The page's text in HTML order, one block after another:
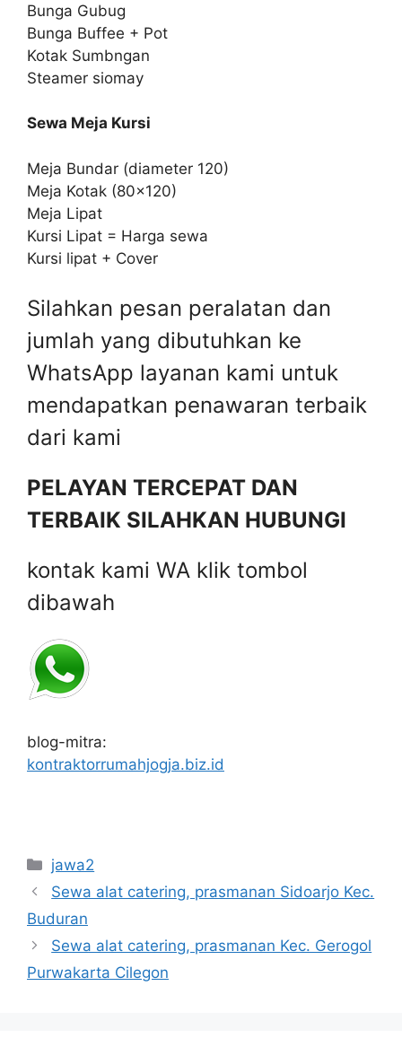
Bunga Gubug
Bunga Buffee + Pot
Kotak Sumbngan
Steamer siomay
Sewa Meja Kursi
Meja Bundar (diameter 120)
Meja Kotak (80×120)
Meja Lipat
Kursi Lipat = Harga sewa
Kursi lipat + Cover
Silahkan pesan peralatan dan
jumlah yang dibutuhkan ke
WhatsApp layanan kami untuk
mendapatkan penawaran terbaik
dari kami
PELAYAN TERCEPAT DAN
TERBAIK SILAHKAN HUBUNGI
kontak kami WA klik tombol
dibawah
blog-mitra:
kontraktorrumahjogja.biz.id
Categories
jawa2
Sewa alat catering, prasmanan Sidoarjo Kec.
Buduran
Sewa alat catering, prasmanan Kec. Gerogol
Purwakarta Cilegon